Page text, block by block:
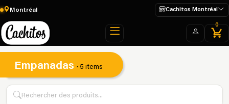
Montréal Cachitos Montréal
0
Empanadas · 5 items